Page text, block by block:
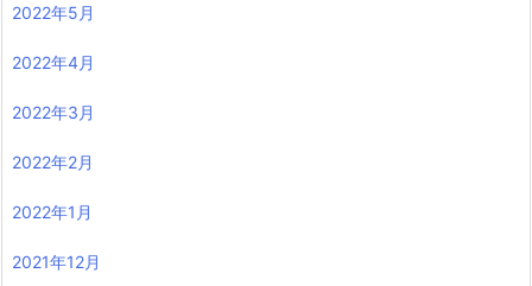
2022年5月
2022年4月
2022年3月
2022年2月
2022年1月
2021年12月